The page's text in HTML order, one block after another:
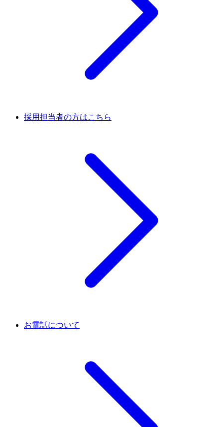
採用担当者の方はこちら
お電話について